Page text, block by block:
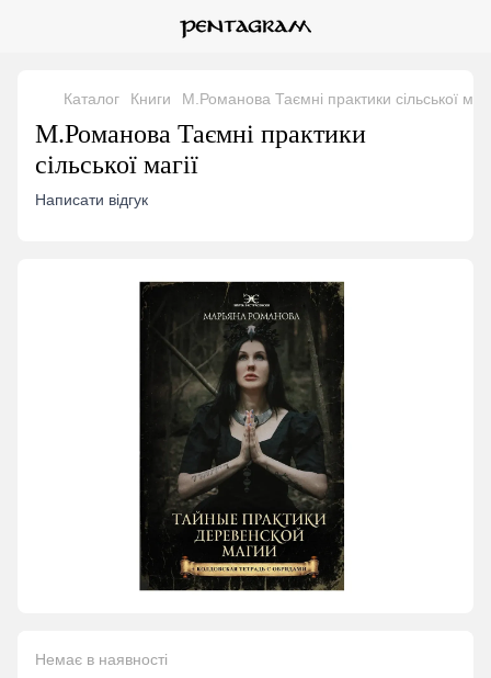
Каталог Книги М.Романова Таємні практики сільської
М.Романова Таємні практики
сільської магії
Написати відгук
Немає в наявності